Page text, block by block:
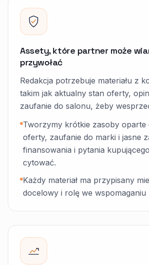
Assety, które partner może
przywołać
Redakcja potrzebuje materiału z
takim jak aktualny stan oferty,
zaufanie do salonu, żeby
Tworzymy krótkie zasoby oparte
oferty, zaufanie do marki i jasne
finansowania i pytania
cytować.
Każdy materiał ma przypisany
docelowy i rolę we wspomaganiu